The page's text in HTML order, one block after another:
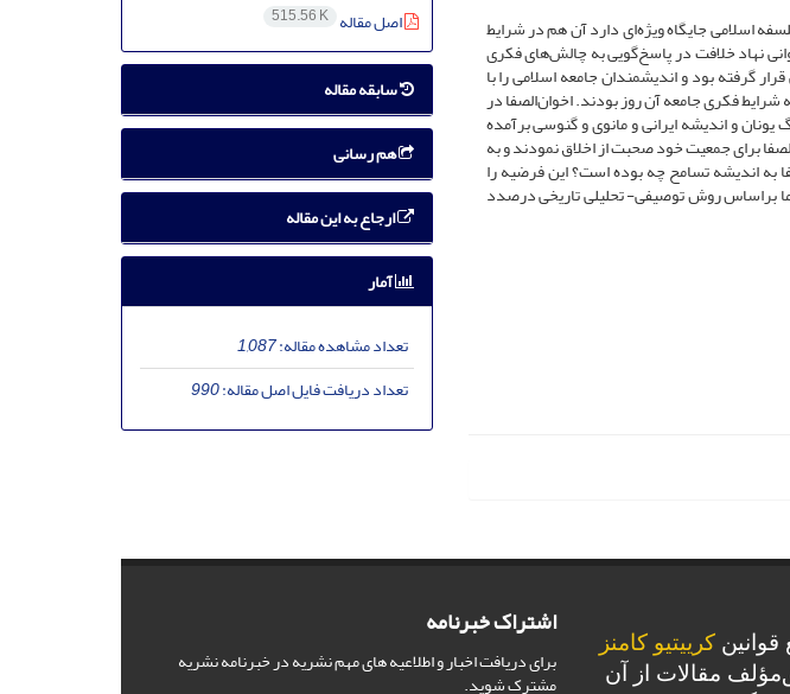
اسلامی جایگاه ویژه‌ای دارد آن هم در شرایط
نهاد خلافت در پاسخ‌گویی به چالش‌های فکری
گرفته بود و اندیشمندان جامعه اسلامی را با
فکری جامعه آن روز بودند. اخوان‌الصفا در
و اندیشه ایرانی و مانوی و گنوسی برآمده
برای جمعیت خود صحبت از اخلاق نمودند و به
به اندیشه تسامح چه بوده است؟ این فرضیه را
براساس روش توصیفی- تحلیلی تاریخی درصدد
اصل مقاله 515.56 K
سابقه مقاله
هم رسانی
ارجاع به این مقاله
آمار
تعداد مشاهده مقاله:1,087
تعداد دریافت فایل اصل مقاله:990
قوانین کرییتیو کامنز
مقالات از آن
اشتراک خبرنامه
برای دریافت اخبار و اطلاعیه های مهم نشریه در خبرنامه نشریه
مشترک شوید.